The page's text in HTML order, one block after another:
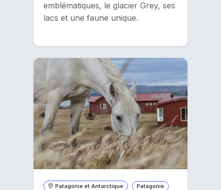
emblématiques, le glacier Grey, ses
lacs et une faune unique.
Patagonie et Antarctique Patagonie